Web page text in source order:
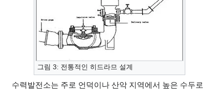
그림 3: 전통적인 히드라므 설계
수력발전소는 주로 언덕이나 산악 지역에서 높은 수두로